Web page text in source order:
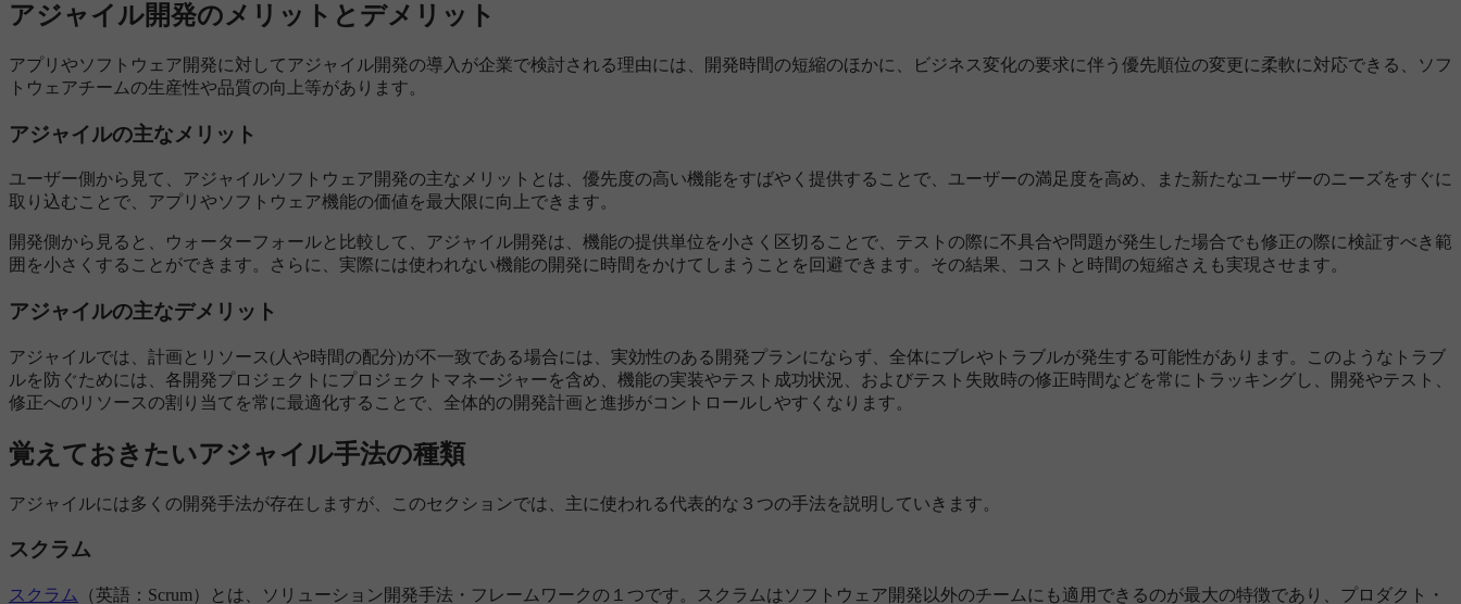
アジャイル開発のメリットとデメリット
アプリやソフトウェア開発に対してアジャイル開発の導入が企業で検討される理由には、開発時間の短縮のほかに、ビジネス変化の要求に伴う優先順位の変更に柔軟に対応できる、ソフ
トウェアチームの生産性や品質の向上等があります。
アジャイルの主なメリット
ユーザー側から見て、アジャイルソフトウェア開発の主なメリットとは、優先度の高い機能をすばやく提供することで、ユーザーの満足度を高め、また新たなユーザーのニーズをすぐに
取り込むことで、アプリやソフトウェア機能の価値を最大限に向上できます。
開発側から見ると、ウォーターフォールと比較して、アジャイル開発は、機能の提供単位を小さく区切ることで、テストの際に不具合や問題が発生した場合でも修正の際に検証すべき範
囲を小さくすることができます。さらに、実際には使われない機能の開発に時間をかけてしまうことを回避できます。その結果、コストと時間の短縮さえも実現させます。
アジャイルの主なデメリット
アジャイルでは、計画とリソース(人や時間の配分)が不一致である場合には、実効性のある開発プランにならず、全体にブレやトラブルが発生する可能性があります。このようなトラブ
ルを防ぐためには、各開発プロジェクトにプロジェクトマネージャーを含め、機能の実装やテスト成功状況、およびテスト失敗時の修正時間などを常にトラッキングし、開発やテスト、
修正へのリソースの割り当てを常に最適化することで、全体的の開発計画と進捗がコントロールしやすくなります。
覚えておきたいアジャイル手法の種類
アジャイルには多くの開発手法が存在しますが、このセクションでは、主に使われる代表的な３つの手法を説明していきます。
スクラム
スクラム （英語：Scrum）とは、ソリューション開発手法・フレームワークの１つです。スクラムはソフトウェア開発以外のチームにも適用できるのが最大の特徴であり、プロダクト・